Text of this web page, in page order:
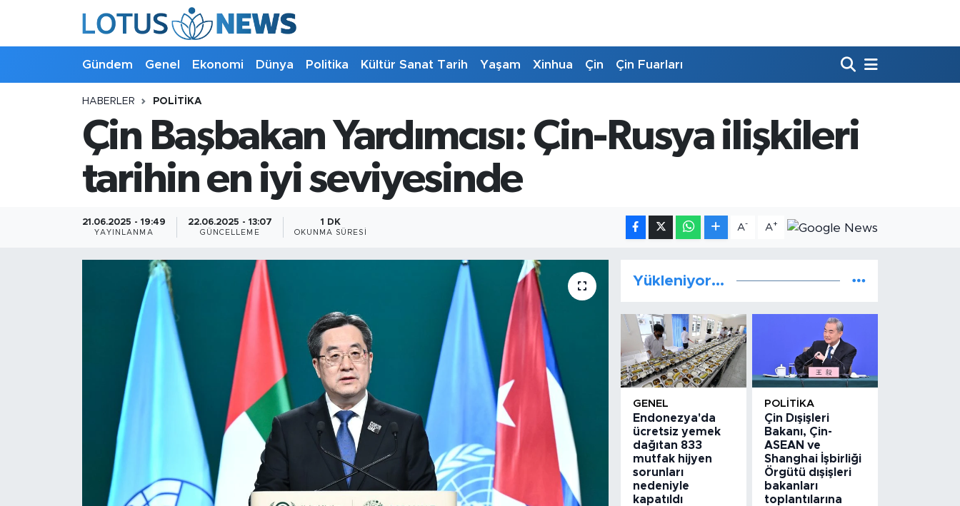
Gündem Genel Ekonomi Dünya Politika Kültür Sanat Tarih Yaşam Xinhua Çin Çin Fuarları
HABERLER POLITIKA
Çin Başbakan Yardımcısı: Çin-Rusya ilişkileri
tarihin en iyi seviyesinde
21.06.2025 - 19:49
YAYINLANMA
22.06.2025 - 13:07
GÜNCELLEME
1 DK
OKUNMA SÜRESI
A- A+
Yükleniyor...
GENEL
Endonezya'da
ücretsiz yemek
dağıtan 833
mutfak hijyen
sorunları
nedeniyle
kapatıldı
POLITIKA
Çin Dışişleri
Bakanı, Çin-
ASEAN ve
Shanghai İşbirliği
Örgütü dışişleri
bakanları
toplantılarına
Politika